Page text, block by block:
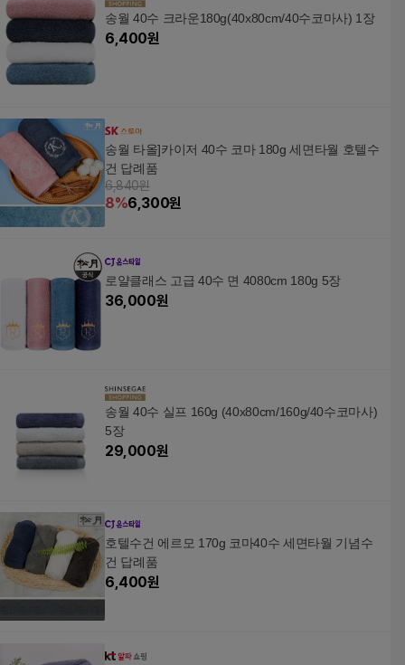
송월 40수 크라운180g(40x80cm/40수코마사) 1장
6,400원
송월 타올]카이저 40수 코마 180g 세면타월 호텔수
건 답례품
6,840원
8%6,300원
로얄클래스 고급 40수 면 4080cm 180g 5장
36,000원
송월 40수 실프 160g (40x80cm/160g/40수코마사)
5장
29,000원
호텔수건 에르모 170g 코마40수 세면타월 기념수
건 답례품
6,400원